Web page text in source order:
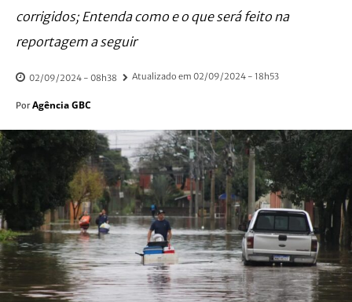
corrigidos; Entenda como e o que será feito na
reportagem a seguir
02/09/2024 - 08h38 Atualizado em 02/09/2024 - 18h53
Por Agência GBC